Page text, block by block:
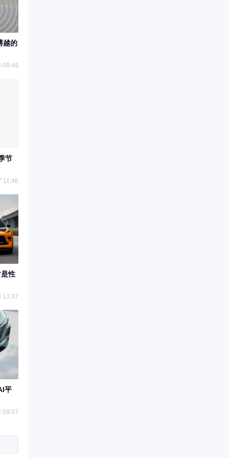
越的
08:49
节
11:46
性
13:37
平
09:27